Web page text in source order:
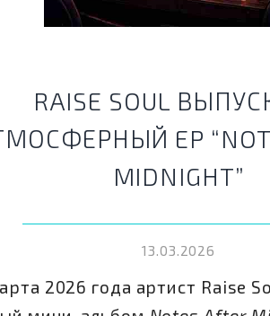
RAISE SOUL
EP
MIDNIGHT”
13.03.2026
2026 года артист Raise